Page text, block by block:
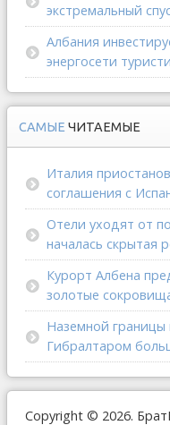
экстремальный
Албания
энергосети
САМЫЕ ЧИТАЕМЫЕ
Италия
соглашения с
Отели уходят от
началась скрытая
Курорт Албена
золотые
Наземной
Гибралтаром
Copyright © 2026.